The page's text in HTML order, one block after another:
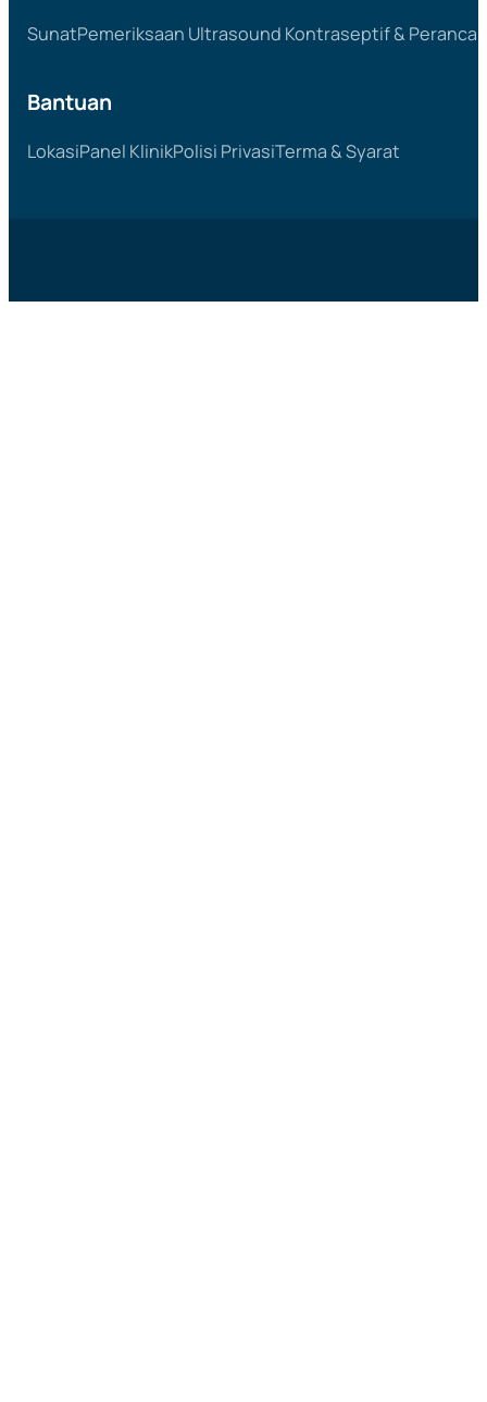
SunatPemeriksaan Ultrasound Kontraseptif &
Bantuan
LokasiPanel KlinikPolisi PrivasiTerma & Syarat